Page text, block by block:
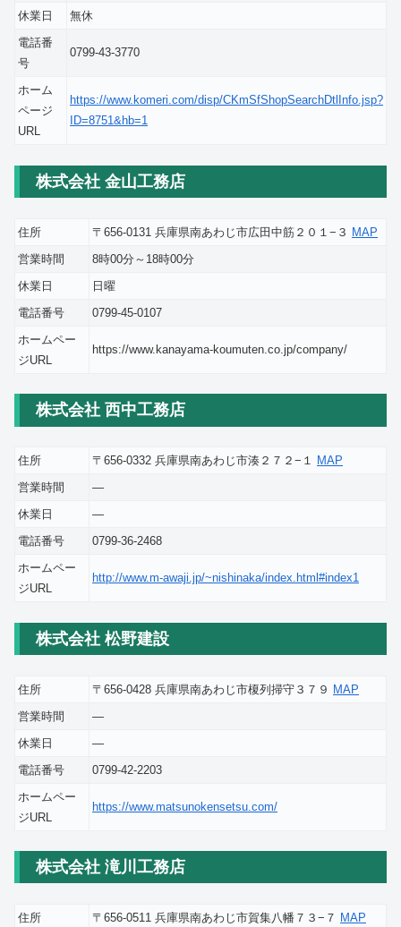
休業日
無休
電話番
号
0799-43-3770
ホーム
ページ
URL
https://www.komeri.com/disp/CKmSfShopSearchDtlInfo.jsp?
ID=8751&hb=1
株式会社 金山工務店
住所 〒656-0131 兵庫県南あわじ市広田中筋２０１−３ MAP
営業時間
8時00分～18時00分
休業日
日曜
電話番号
0799-45-0107
ホームペー
ジURL
https://www.kanayama-koumuten.co.jp/company/
株式会社 西中工務店
住所 〒656-0332 兵庫県南あわじ市湊２７２−１ MAP
営業時間
―
休業日
―
電話番号
0799-36-2468
ホームペー
ジURL
http://www.m-awaji.jp/~nishinaka/index.html#index1
株式会社 松野建設
住所 〒656-0428 兵庫県南あわじ市榎列掃守３７９ MAP
営業時間
―
休業日
―
電話番号
0799-42-2203
ホームペー
ジURL
https://www.matsunokensetsu.com/
株式会社 滝川工務店
住所 〒656-0511 兵庫県南あわじ市賀集八幡７３−７ MAP